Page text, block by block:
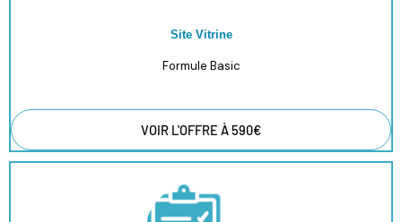
Site Vitrine
Formule Basic
VOIR L'OFFRE À 590€